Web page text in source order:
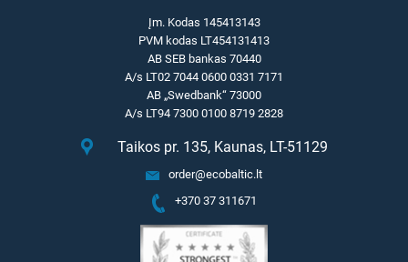
Įm. Kodas 145413143
PVM kodas LT454131413
AB SEB bankas 70440
A/s LT02 7044 0600 0331 7171
AB „Swedbank“ 73000
A/s LT94 7300 0100 8719 2828
Taikos pr. 135, Kaunas, LT-51129
order@ecobaltic.lt
+370 37 311671